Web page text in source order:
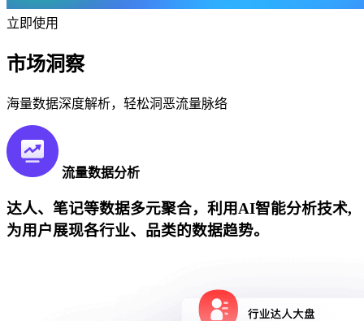
立即使用
市场洞察
海量数据深度解析，轻松洞恶流量脉络
流量数据分析
达人、笔记等数据多元聚合，利用AI智能分析技术,
为用户展现各行业、品类的数据趋势。